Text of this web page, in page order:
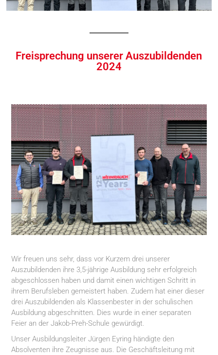
Freisprechung unserer Auszubildenden
2024
Wir freuen uns sehr, dass vor Kurzem drei unserer
Auszubildenden ihre 3,5-jährige Ausbildung sehr erfolgreich
abgeschlossen haben und damit einen wichtigen Schritt in
ihrem Berufsleben gemeistert haben. Zudem hat einer dieser
drei Auszubildenden als Klassenbester in der schulischen
Ausbildung abgeschnitten. Dies wurde in einer separaten
Feier an der Jakob-Preh-Schule gewürdigt.
Unser Ausbildungsleiter Jürgen Eyring händigte den
Absolventen ihre Zeugnisse aus. Die Geschäftsleitung mit